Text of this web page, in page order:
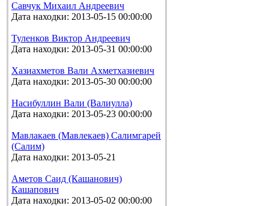
Савчук Михаил Андреевич
Дата находки: 2013-05-15 00:00:00
Туленков Виктор Андреевич
Дата находки: 2013-05-31 00:00:00
Хазиахметов Вали Ахметхазиевич
Дата находки: 2013-05-30 00:00:00
Насибуллин Вали (Валиулла)
Дата находки: 2013-05-23 00:00:00
Мавлакаев (Мавлекаев) Салимгарей
(Салим)
Дата находки: 2013-05-21
Аметов Саид (Кашанович)
Кашапович
Дата находки: 2013-05-02 00:00:00